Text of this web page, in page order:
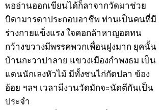
พออ่านออกเขียนได้ก็ลาจากวัดมาช่วย
บิดามารดาประกอบอาชีพ ท่านเป็นคนที่มี
ร่างกายแข็งแรง ใจคอกล้าหาญอดทน
กว้างขวางมีพรรคพวกเพื่อนฝูงมาก ยุคนั้น
บ้านกะวาปาลาย แขวงเมืองกำพงธม เป็น
แดนนักเลงหัวไม้ มีทั้งชนไก่กัดปลา ข้อง
อ้อย ฯลฯ เวลามีงานวัดมักจะนัดตีกันเป็น
ประจำ